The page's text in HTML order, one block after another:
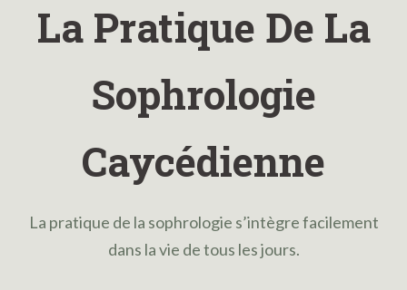
La Pratique De La
Sophrologie
Caycédienne
La pratique de la sophrologie s’intègre facilement
dans la vie de tous les jours.